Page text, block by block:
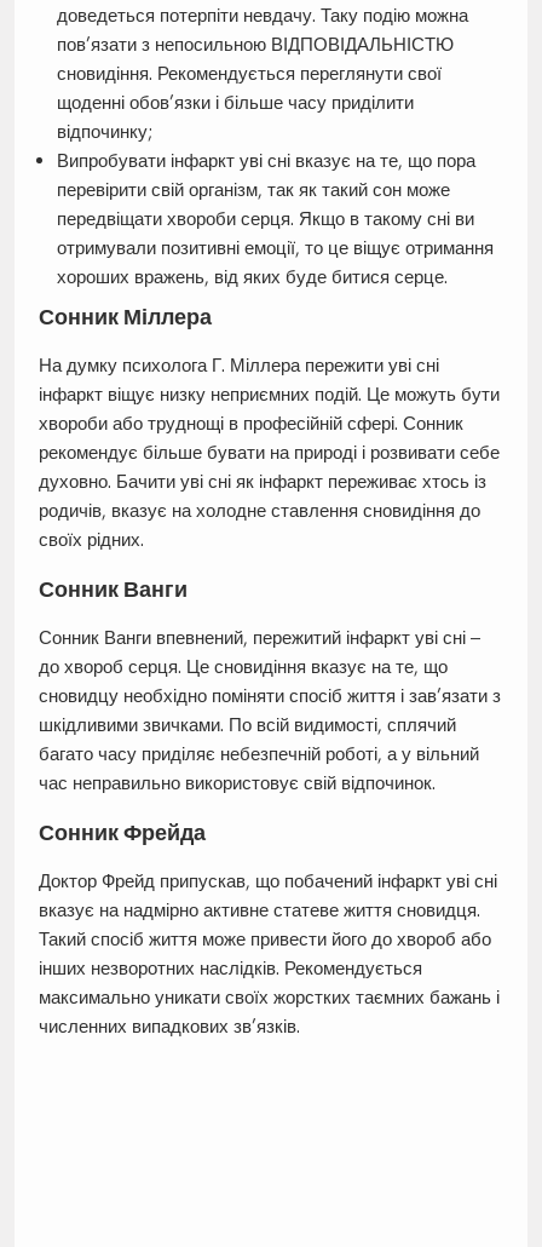
доведеться потерпіти невдачу. Таку подію можна
пов’язати з непосильною ВІДПОВІДАЛЬНІСТЮ
сновидіння. Рекомендується переглянути свої
щоденні обов’язки і більше часу приділити
відпочинку;
Випробувати інфаркт уві сні вказує на те, що пора
перевірити свій організм, так як такий сон може
передвіщати хвороби серця. Якщо в такому сні ви
отримували позитивні емоції, то це віщує отримання
хороших вражень, від яких буде битися серце.
Сонник Міллера
На думку психолога Г. Міллера пережити уві сні
інфаркт віщує низку неприємних подій. Це можуть бути
хвороби або труднощі в професійній сфері. Сонник
рекомендує більше бувати на природі і розвивати себе
духовно. Бачити уві сні як інфаркт переживає хтось із
родичів, вказує на холодне ставлення сновидіння до
своїх рідних.
Сонник Ванги
Сонник Ванги впевнений, пережитий інфаркт уві сні –
до хвороб серця. Це сновидіння вказує на те, що
сновидцу необхідно поміняти спосіб життя і зав’язати з
шкідливими звичками. По всій видимості, сплячий
багато часу приділяє небезпечній роботі, а у вільний
час неправильно використовує свій відпочинок.
Сонник Фрейда
Доктор Фрейд припускав, що побачений інфаркт уві сні
вказує на надмірно активне статеве життя сновидця.
Такий спосіб життя може привести його до хвороб або
інших незворотних наслідків. Рекомендується
максимально уникати своїх жорстких таємних бажань і
численних випадкових зв’язків.